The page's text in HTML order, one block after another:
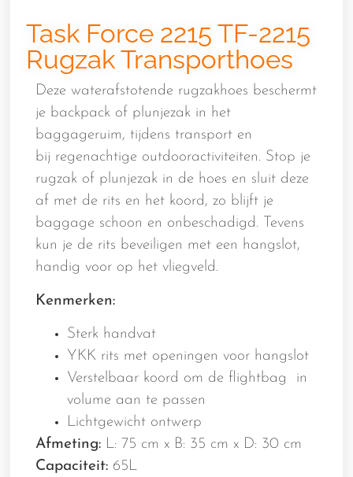
Task Force 2215 TF-2215
Rugzak Transporthoes
Deze waterafstotende rugzakhoes beschermt
je backpack of plunjezak in het
baggageruim, tijdens transport en
bij regenachtige outdooractiviteiten. Stop je
rugzak of plunjezak in de hoes en sluit deze
af met de rits en het koord, zo blijft je
baggage schoon en onbeschadigd. Tevens
kun je de rits beveiligen met een hangslot,
handig voor op het vliegveld.
Kenmerken:
Sterk handvat
YKK rits met openingen voor hangslot
Verstelbaar koord om de flightbag in
volume aan te passen
Lichtgewicht ontwerp
​Afmeting: L: 75 cm x B: 35 cm x D: 30 cm
Capaciteit: 65L